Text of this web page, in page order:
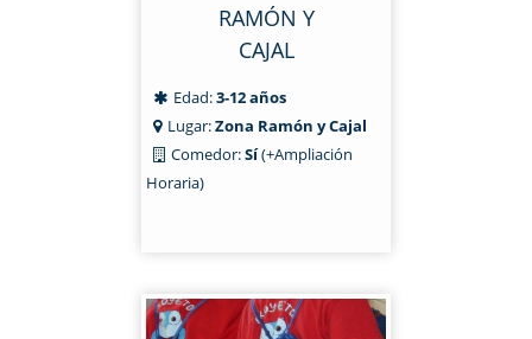
RAMÓN Y
CAJAL
Edad:3-12 años
Lugar:Zona Ramón y Cajal
Comedor:Sí(+Ampliación
Horaria)